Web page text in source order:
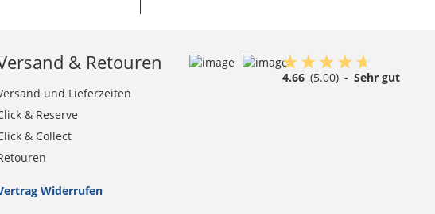
& Retouren
und Lieferzeiten
& Reserve
& Collect
Widerrufen
4.66 (5.00) - Sehr gut